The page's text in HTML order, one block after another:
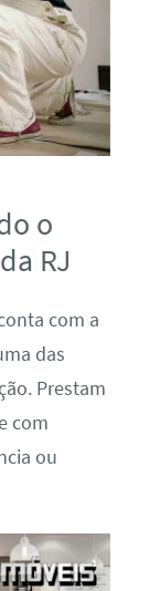
o
RJ
com a
das
Prestam
com
ou